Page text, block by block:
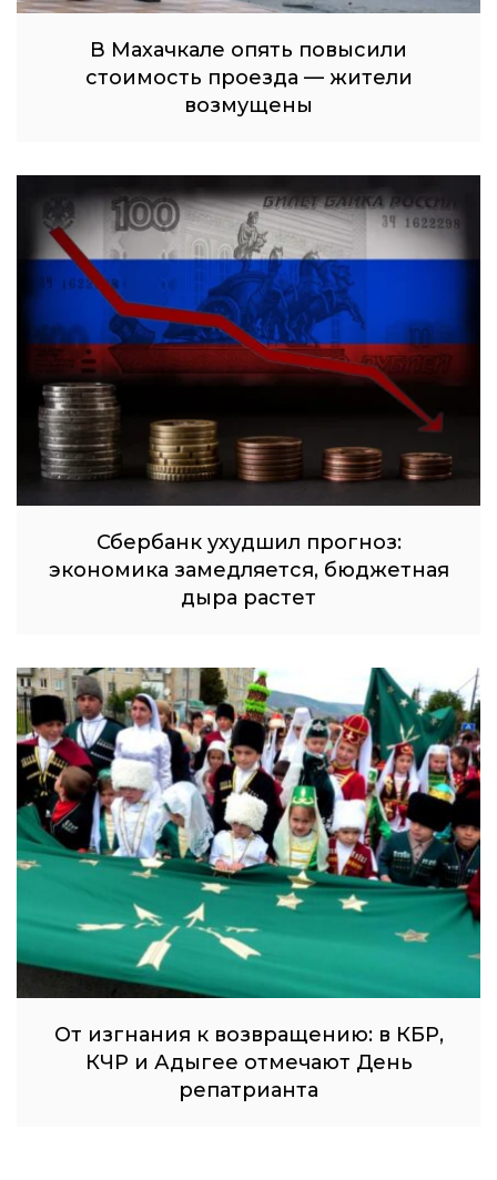
В Махачкале опять повысили
стоимость проезда — жители
возмущены
Сбербанк ухудшил прогноз:
экономика замедляется, бюджетная
дыра растет
От изгнания к возвращению: в КБР,
КЧР и Адыгее отмечают День
репатрианта